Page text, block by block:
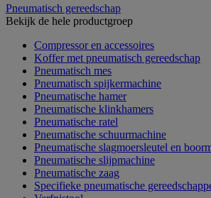
Pneumatisch gereedschap
Bekijk de hele productgroep
Compressor en accessoires
Koffer met pneumatisch gereedschap
Pneumatisch mes
Pneumatisch spijkermachine
Pneumatische hamer
Pneumatische klinkhamers
Pneumatische ratel
Pneumatische schuurmachine
Pneumatische slagmoersleutel en
Pneumatische slijpmachine
Pneumatische zaag
Specifieke pneumatische